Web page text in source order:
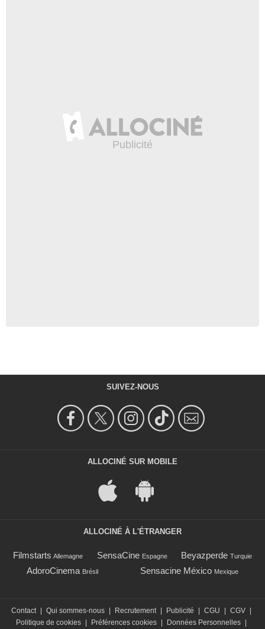
SUIVEZ-NOUS
ALLOCINÉ SUR MOBILE
ALLOCINÉ À L'ÉTRANGER
Filmstarts Allemagne SensaCine Espagne Beyazperde Turquie
AdoroCinema Brésil Sensacine México Mexique
Contact | Qui sommes-nous | Recrutement | Publicité | CGU | CGV |
Politique de cookies | Préférences cookies | Données Personnelles |